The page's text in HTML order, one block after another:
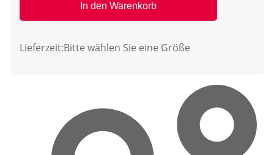
In den Warenkorb
Lieferzeit:Bitte wählen Sie eine Größe